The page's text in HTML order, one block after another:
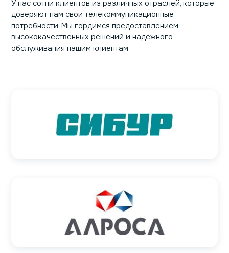
У нас сотни клиентов из различных отраслей, которые
доверяют нам свои телекоммуникационные
потребности. Мы гордимся предоставлением
высококачественных решений и надежного
обслуживания нашим клиентам